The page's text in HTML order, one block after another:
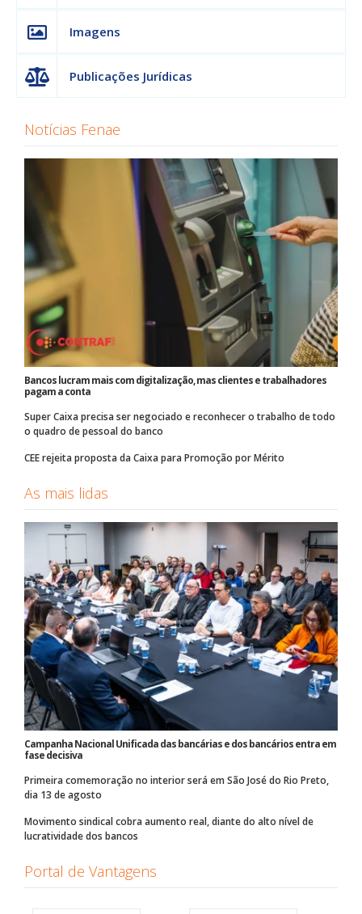
Imagens
Publicações Jurídicas
Notícias Fenae
Bancos lucram mais com digitalização, mas clientes e trabalhadores
pagam a conta
Super Caixa precisa ser negociado e reconhecer o trabalho de todo
o quadro de pessoal do banco
CEE rejeita proposta da Caixa para Promoção por Mérito
As mais lidas
Campanha Nacional Unificada das bancárias e dos bancários entra em
fase decisiva
Primeira comemoração no interior será em São José do Rio Preto,
dia 13 de agosto
Movimento sindical cobra aumento real, diante do alto nível de
lucratividade dos bancos
Portal de Vantagens